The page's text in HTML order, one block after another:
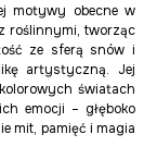
motywy obecne w
roślinnymi, tworząc
ze sferą snów i
artystyczną. Jej
światach
emocji – głęboko
mit, pamięć i magia